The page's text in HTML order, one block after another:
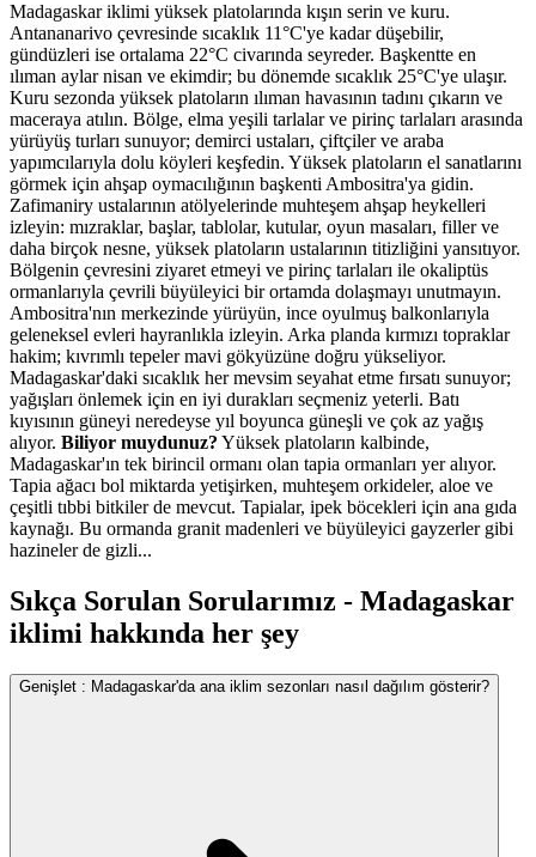
Madagaskar iklimi yüksek platolarında kışın serin ve kuru.
Antananarivo çevresinde sıcaklık 11°C'ye kadar düşebilir,
gündüzleri ise ortalama 22°C civarında seyreder. Başkentte en
ılıman aylar nisan ve ekimdir; bu dönemde sıcaklık 25°C'ye ulaşır.
Kuru sezonda yüksek platoların ılıman havasının tadını çıkarın ve
maceraya atılın. Bölge, elma yeşili tarlalar ve pirinç tarlaları arasında
yürüyüş turları sunuyor; demirci ustaları, çiftçiler ve araba
yapımcılarıyla dolu köyleri keşfedin. Yüksek platoların el sanatlarını
görmek için ahşap oymacılığının başkenti Ambositra'ya gidin.
Zafimaniry ustalarının atölyelerinde muhteşem ahşap heykelleri
izleyin: mızraklar, başlar, tablolar, kutular, oyun masaları, filler ve
daha birçok nesne, yüksek platoların ustalarının titizliğini yansıtıyor.
Bölgenin çevresini ziyaret etmeyi ve pirinç tarlaları ile okaliptüs
ormanlarıyla çevrili büyüleyici bir ortamda dolaşmayı unutmayın.
Ambositra'nın merkezinde yürüyün, ince oyulmuş balkonlarıyla
geleneksel evleri hayranlıkla izleyin. Arka planda kırmızı topraklar
hakim; kıvrımlı tepeler mavi gökyüzüne doğru yükseliyor.
Madagaskar'daki sıcaklık her mevsim seyahat etme fırsatı sunuyor;
yağışları önlemek için en iyi durakları seçmeniz yeterli. Batı
kıyısının güneyi neredeyse yıl boyunca güneşli ve çok az yağış
alıyor. Biliyor muydunuz? Yüksek platoların kalbinde,
Madagaskar'ın tek birincil ormanı olan tapia ormanları yer alıyor.
Tapia ağacı bol miktarda yetişirken, muhteşem orkideler, aloe ve
çeşitli tıbbi bitkiler de mevcut. Tapialar, ipek böcekleri için ana gıda
kaynağı. Bu ormanda granit madenleri ve büyüleyici gayzerler gibi
hazineler de gizli...
Sıkça Sorulan Sorularımız - Madagaskar
iklimi hakkında her şey
Genişlet : Madagaskar'da ana iklim sezonları nasıl dağılım gösterir?